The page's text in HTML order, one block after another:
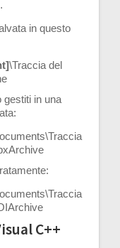
in questo
\Traccia del
gestiti in una
C++